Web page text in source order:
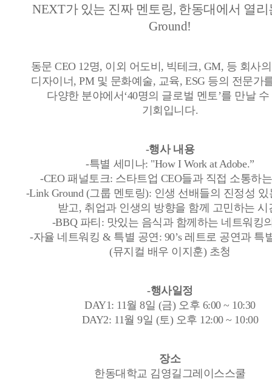
NEXT가 있는 진짜 멘토링, 한동대에서 열
Ground!
동문 CEO 12명, 이외 어도비, 빅테크, GM, 등 회사
디자이너, PM 및 문화예술, 교육, ESG 등의 전문가
다양한 분야에서‘40명의 글로벌 멘토’를 만날
기회입니다.
-행사 내용
-특별 세미나: "How I Work at Adobe.”
-CEO 패널토크: 스타트업 CEO들과 직접 소통하
-Link Ground (그룹 멘토링): 인생 선배들의 진정성
받고, 취업과 인생의 방향을 함께 고민하는 시
-BBQ 파티: 맛있는 음식과 함께하는 네트워킹
-자율 네트워킹 & 특별 공연: 90’s 레트로 공연과 특
(뮤지컬 배우 이지훈) 초청
-행사일정
DAY1: 11월 8일 (금) 오후 6:00 ~ 10:30
DAY2: 11월 9일 (토) 오후 12:00 ~ 10:00
장소
한동대학교 김영길그레이스스쿨